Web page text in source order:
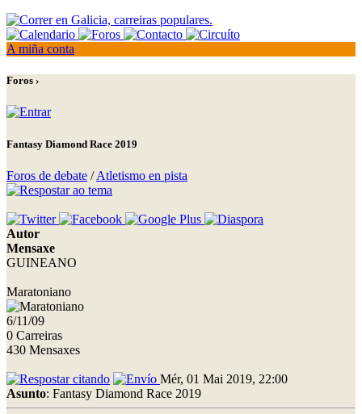
A miña conta
Foros ›
Fantasy Diamond Race 2019
Foros de debate /Atletismo en pista
Autor
Mensaxe
GUINEANO
Maratoniano
6/11/09
0 Carreiras
430 Mensaxes
Mér, 01 Mai 2019, 22:00
Asunto: Fantasy Diamond Race 2019